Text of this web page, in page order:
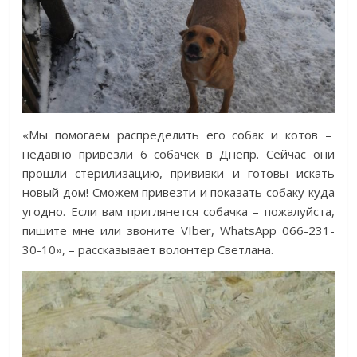
«Мы помогаем распределить его собак и котов –
недавно привезли 6 собачек в Днепр. Сейчас они
прошли стерилизацию, прививки и готовы искать
новый дом! Сможем привезти и показать собаку куда
угодно. Если вам приглянется собачка – пожалуйста,
пишите мне или звоните VIber, WhatsApp 066-231-
30-10», – рассказывает волонтер Светлана.